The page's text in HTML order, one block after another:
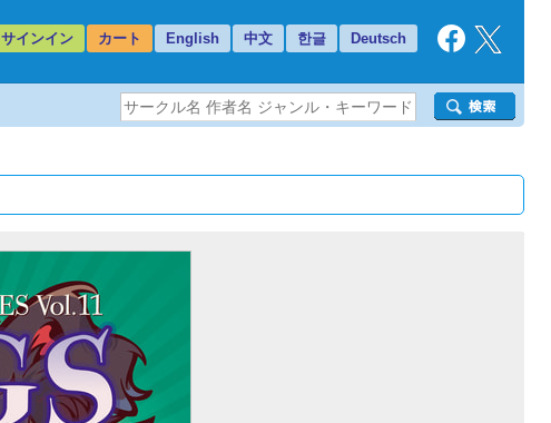
サインイン カート English 中文 한글 Deutsch